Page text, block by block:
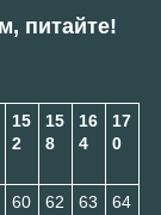
питайте!
15
2
15
8
16
4
17
0
60 62 63 64